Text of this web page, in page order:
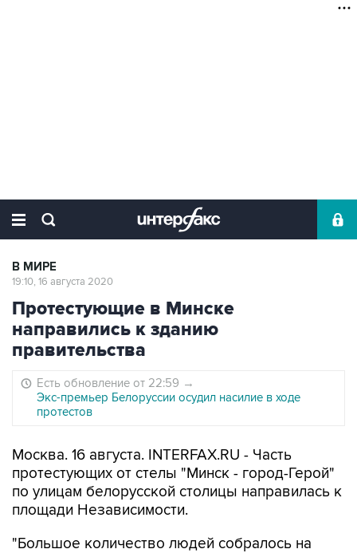
В МИРЕ
19:10, 16 августа 2020
Протестующие в Минске
направились к зданию
правительства
Есть обновление от 22:59 →
Экс-премьер Белоруссии осудил насилие в ходе
протестов
Москва. 16 августа. INTERFAX.RU - Часть
протестующих от стелы "Минск - город-Герой"
по улицам белорусской столицы направилась к
площади Независимости.
"Большое количество людей собралось на